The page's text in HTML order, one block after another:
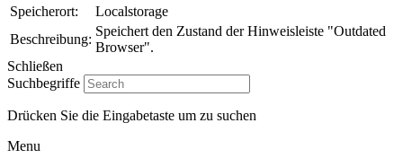
Speicherort:
Localstorage
Beschreibung:
Speichert den Zustand der Hinweisleiste "Outdated
Browser".
Schließen
Suchbegriffe
Drücken Sie die Eingabetaste um zu suchen
Menu